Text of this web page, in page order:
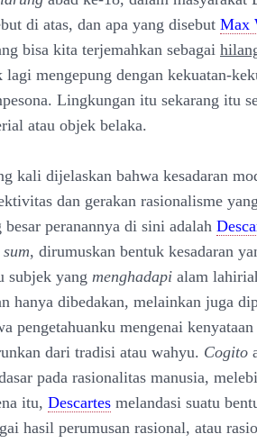
di atas, dan apa yang disebut Max
bisa kita terjemahkan sebagai
lagi mengepung dengan kekuatan-
Lingkungan itu sekarang itu
atau objek belaka.
kali dijelaskan bahwa kesadaran
dan gerakan rasionalisme
besar peranannya di sini adalah
, dirumuskan bentuk kesadaran
subjek yang menghadapi alam
hanya dibedakan, melainkan juga
pengetahuanku mengenai
dari tradisi atau wahyu. Cogito
pada rasionalitas manusia,
itu, Descartes melandasi suatu
hasil perumusan rasional, atau